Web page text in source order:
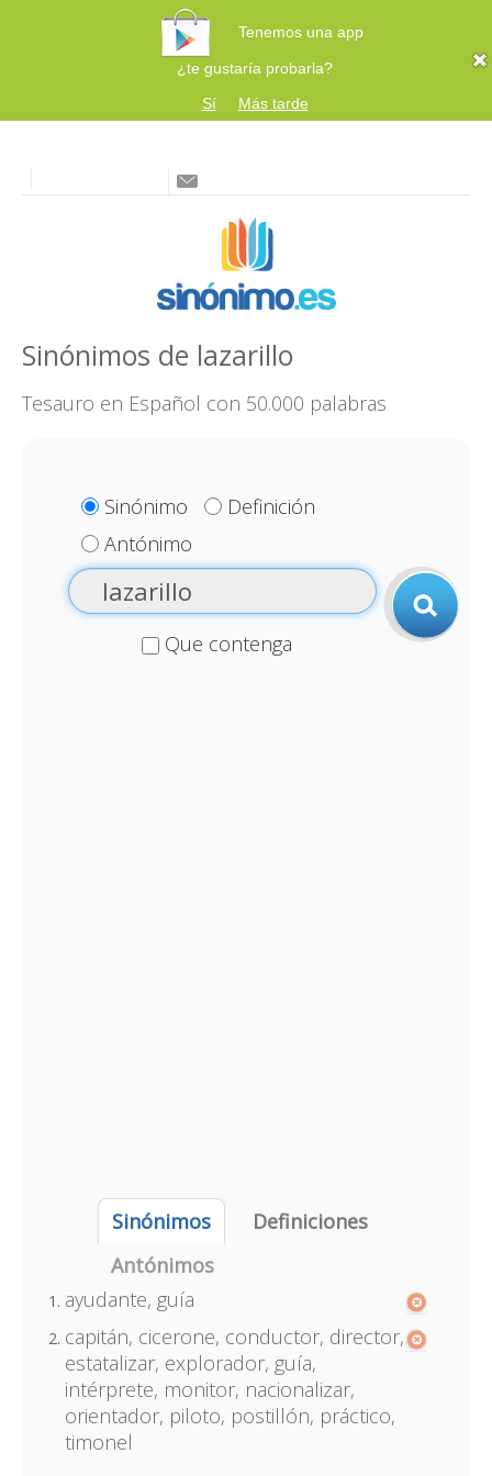
Tenemos una app
¿te gustaría probarla?
Sí
Más tarde
Sinónimos de lazarillo
Tesauro en Español con 50.000 palabras
Sinónimo
Definición
Antónimo
Que contenga
Sinónimos
Definiciones
Antónimos
ayudante, guía
capitán, cicerone, conductor, director,
estatalizar, explorador, guía,
intérprete, monitor, nacionalizar,
orientador, piloto, postillón, práctico,
timonel